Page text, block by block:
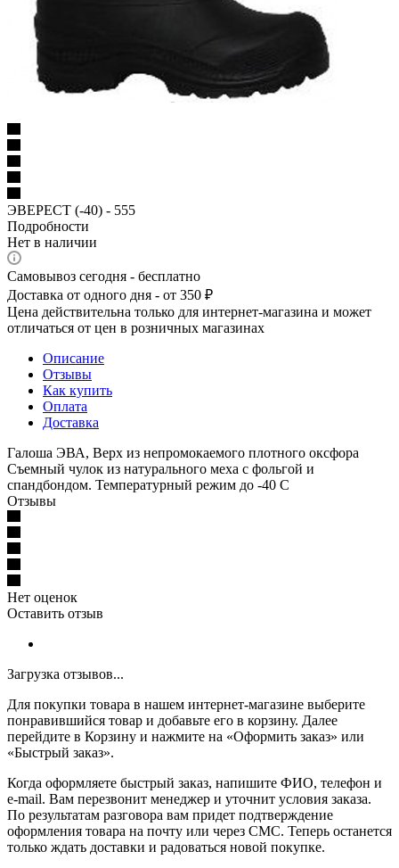
ЭВЕРЕСТ (-40) - 555
Подробности
Нет в наличии
Самовывоз сегодня - бесплатно
Доставка от одного дня - от 350 ₽
Цена действительна только для интернет-магазина и может
отличаться от цен в розничных магазинах
Описание
Отзывы
Как купить
Оплата
Доставка
Галоша ЭВА, Верх из непромокаемого плотного оксфора
Съемный чулок из натурального меха с фольгой и
спандбондом. Температурный режим до -40 С
Отзывы
Нет оценок
Оставить отзыв
Загрузка отзывов...
Для покупки товара в нашем интернет-магазине выберите
понравившийся товар и добавьте его в корзину. Далее
перейдите в Корзину и нажмите на «Оформить заказ» или
«Быстрый заказ».
Когда оформляете быстрый заказ, напишите ФИО, телефон и
e-mail. Вам перезвонит менеджер и уточнит условия заказа.
По результатам разговора вам придет подтверждение
оформления товара на почту или через СМС. Теперь останется
только ждать доставки и радоваться новой покупке.